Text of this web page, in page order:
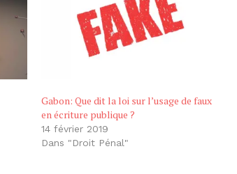
Gabon: Que dit la loi sur l’usage de faux
en écriture publique ?
14 février 2019
Dans "Droit Pénal"